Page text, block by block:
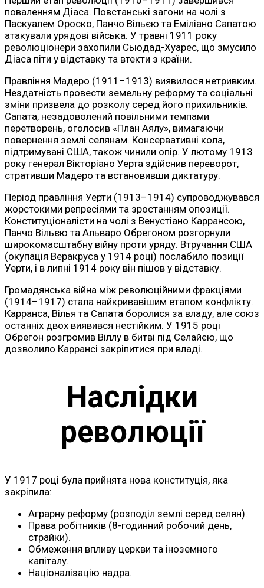
поваленням Діаса. Повстанські загони на чолі з
Паскуалем Ороско, Панчо Вільєю та Еміліано Сапатою
атакували урядові війська. У травні 1911 року
революціонери захопили Сьюдад-Хуарес, що змусило
Діаса піти у відставку та втекти з країни.
Правління Мадеро (1911–1913) виявилося нетривким.
Нездатність провести земельну реформу та соціальні
зміни призвела до розколу серед його прихильників.
Сапата, незадоволений повільними темпами
перетворень, оголосив «План Аялу», вимагаючи
повернення землі селянам. Консервативні кола,
підтримувані США, також чинили опір. У лютому 1913
року генерал Вікторіано Уерта здійснив переворот,
стративши Мадеро та встановивши диктатуру.
Період правління Уерти (1913–1914) супроводжувався
жорстокими репресіями та зростанням опозиції.
Конституціоналісти на чолі з Венустіано Каррансою,
Панчо Вільєю та Альваро Обрегоном розгорнули
широкомасштабну війну проти уряду. Втручання США
(окупація Веракруса у 1914 році) послабило позиції
Уерти, і в липні 1914 року він пішов у відставку.
Громадянська війна між революційними фракціями
(1914–1917) стала найкривавішим етапом конфлікту.
Карранса, Вілья та Сапата боролися за владу, але союз
останніх двох виявився нестійким. У 1915 році
Обрегон розгромив Віллу в битві під Селайєю, що
дозволило Каррансі закріпитися при владі.
Наслідки
революції
У 1917 році була прийнята нова конституція, яка
закріпила:
Аграрну реформу (розподіл землі серед селян).
Права робітників (8-годинний робочий день,
страйки).
Обмеження впливу церкви та іноземного
капіталу.
Націоналізацію надра.